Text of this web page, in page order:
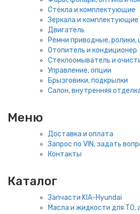
Стёкла и комплектующие
Зеркала и комплектующие
Двигатель
Ремни приводные, ролики,
Отопитель и кондиционер
Стеклоомыватель и
Управление, опции
Брызговики, подкрылки
Салон, внутренняя
Меню
Доставка и оплата
Запрос по VIN, задать
Контакты
Каталог
Запчасти KIA-Hyundai
Масла и жидкости для ТО,